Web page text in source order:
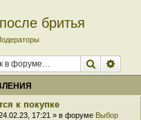
бритья
Поиск
к покупке
17:21 » в форуме Выбор